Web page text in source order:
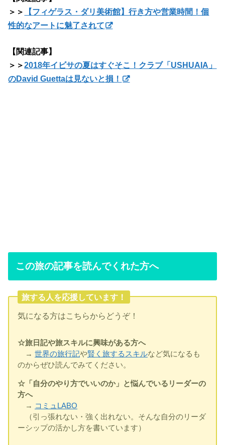
＞＞
【フィゲラス・ダリ美術館】行き方や営業時間！個
性的なアートに魅了されて
【関連記事】
＞＞2018年イビサの夏はすぐそこ！クラブ「USHUAIA」
のDavid Guettaは見ないと損！
この旅の記事を読んでくれた方へ
旅する人を応援しています！
気になる方はこちらからどうぞ！
☆旅日記や旅スキルに興味がある方へ
→世界の旅行記や賢く旅するスキルなど気になるも
のからぜひ読んでみてください。
☆「自分のやり方でいいのか」と悩んでいるリーダーの
方へ
→ コミュLABO
（引っ張れない・強く出れない。そんな自分のリーダ
ーシップの活かし方を書いています）